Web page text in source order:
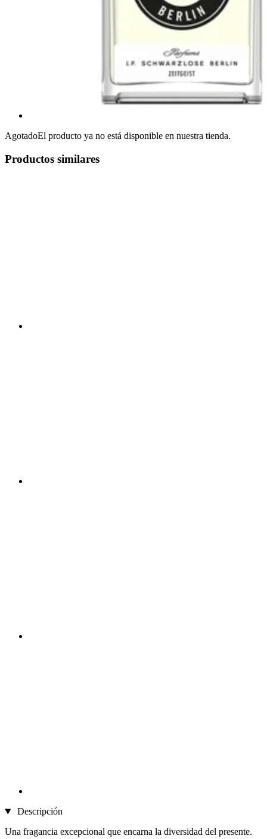
AgotadoEl producto ya no está disponible en nuestra tienda.
Productos similares
Descripción
Una fragancia excepcional que encarna la diversidad del presente.